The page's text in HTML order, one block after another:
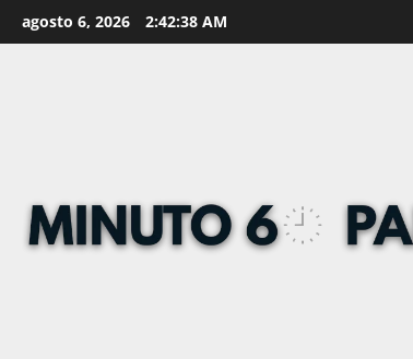
to
agosto 6, 2026 2:42:39 AM